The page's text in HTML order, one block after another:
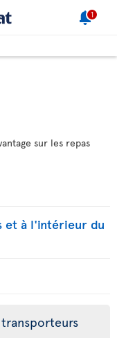
1
sur les repas
et à l'intérieur du